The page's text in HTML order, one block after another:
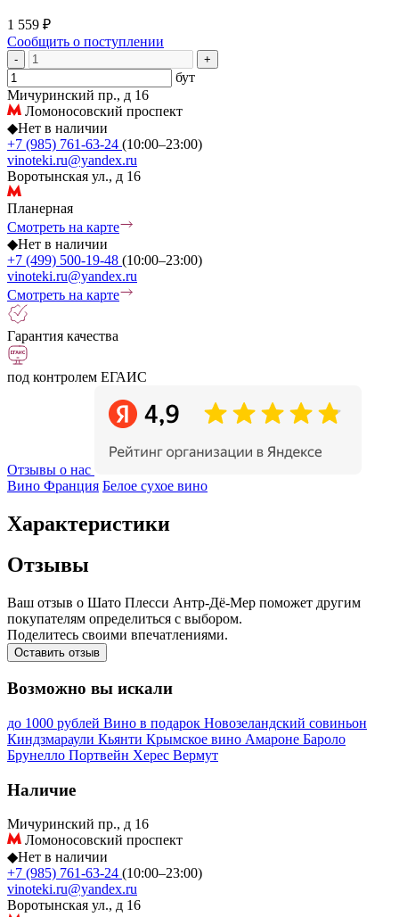
1 559 ₽
Сообщить о поступлении
- +
бут
Мичуринский пр., д 16
Ломоносовский проспект
◆Нет в наличии
+7 (985) 761-63-24 (10:00–23:00)
vinoteki.ru@yandex.ru
Воротынская ул., д 16
Планерная
Смотреть на карте
◆Нет в наличии
+7 (499) 500-19-48 (10:00–23:00)
vinoteki.ru@yandex.ru
Смотреть на карте
Гарантия качества
под контролем ЕГАИС
Отзывы о нас
Вино Франция Белое сухое вино
Характеристики
Отзывы
Ваш отзыв о Шато Плесси Антр-Дё-Мер поможет другим
покупателям определиться с выбором.
Поделитесь своими впечатлениями.
Оставить отзыв
Возможно вы искали
до 1000 рублей Вино в подарок Новозеландский совиньон
Киндзмараули Кьянти Крымское вино Амароне Бароло
Брунелло Портвейн Херес Вермут
Наличие
Мичуринский пр., д 16
Ломоносовский проспект
◆Нет в наличии
+7 (985) 761-63-24 (10:00–23:00)
vinoteki.ru@yandex.ru
Воротынская ул., д 16